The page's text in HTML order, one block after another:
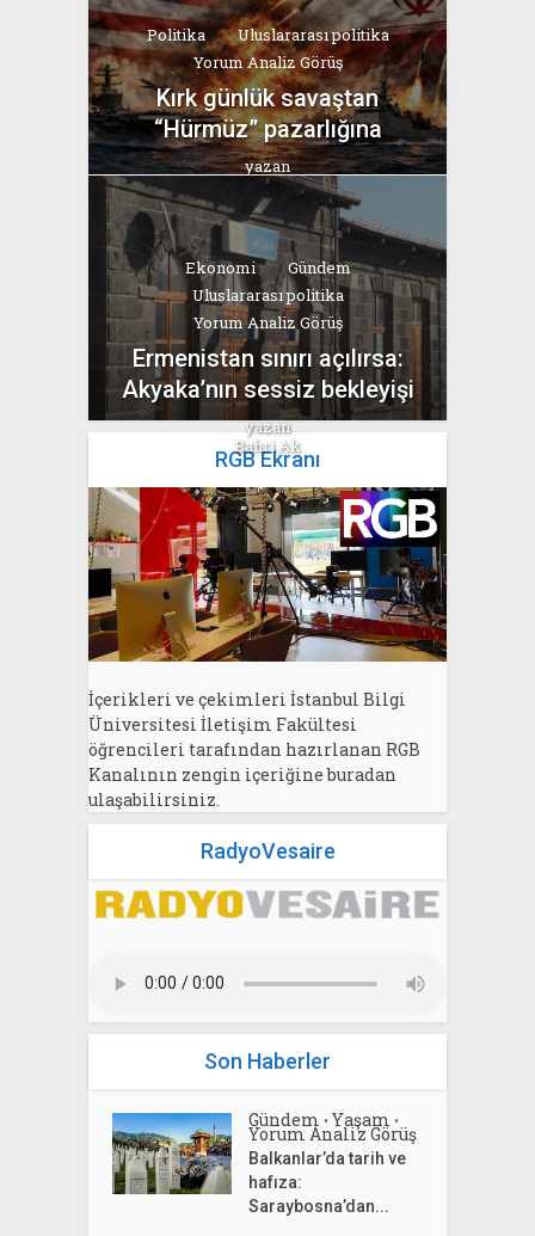
Politika
Uluslararası politika
Yorum Analiz Görüş
Kırk günlük savaştan
“Hürmüz” pazarlığına
yazan
Bahri Ak
Ekonomi
Gündem
Uluslararası politika
Yorum Analiz Görüş
Ermenistan sınırı açılırsa:
Akyaka’nın sessiz bekleyişi
yazan
Bahri Ak
RGB Ekranı
İçerikleri ve çekimleri İstanbul Bilgi
Üniversitesi İletişim Fakültesi
öğrencileri tarafından hazırlanan RGB
Kanalının zengin içeriğine buradan
ulaşabilirsiniz.
RadyoVesaire
Son Haberler
Gündem • Yaşam •
Yorum Analiz Görüş
Balkanlar’da tarih ve
hafıza:
Saraybosna’dan...